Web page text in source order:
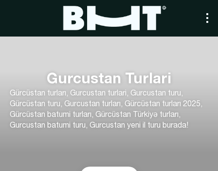
Gurcustan Turlari
Gürcüstan turları, Gurcustan turlari, Gurcustan turu,
Gürcüstan turu, Gurcustan turları, Gürcüstan turları 2025,
Gürcüstan batumi turları​, Gürcüstan Türkiyə turları​,
Gurcustan batumi turu, Gurcustan yeni il turu burada!